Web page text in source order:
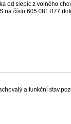
od slepic z volného
na číslo 605 081 877
a funkční